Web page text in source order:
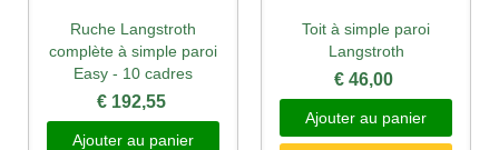
Ruche Langstroth
complète à simple paroi
Easy - 10 cadres
€ 192,55
Ajouter au panier
Toit à simple paroi
Langstroth
€ 46,00
Ajouter au panier